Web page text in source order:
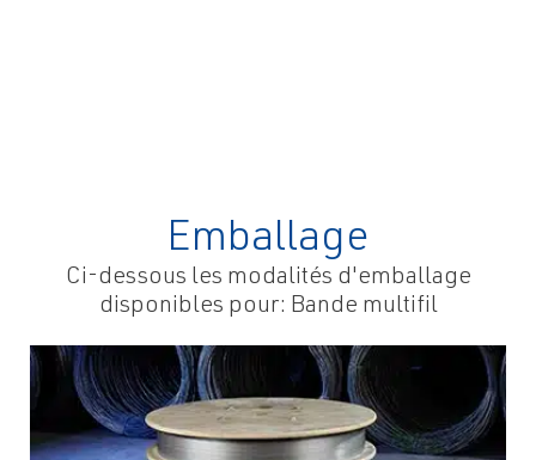
Emballage
Ci-dessous les modalités d'emballage
disponibles pour: Bande multifil